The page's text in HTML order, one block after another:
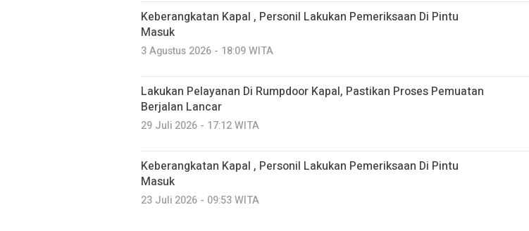
Keberangkatan Kapal , Personil Lakukan Pemeriksaan Di Pintu
Masuk
3 Agustus 2026 - 18:09 WITA
Lakukan Pelayanan Di Rumpdoor Kapal, Pastikan Proses Pemuatan
Berjalan Lancar
29 Juli 2026 - 17:12 WITA
Keberangkatan Kapal , Personil Lakukan Pemeriksaan Di Pintu
Masuk
23 Juli 2026 - 09:53 WITA